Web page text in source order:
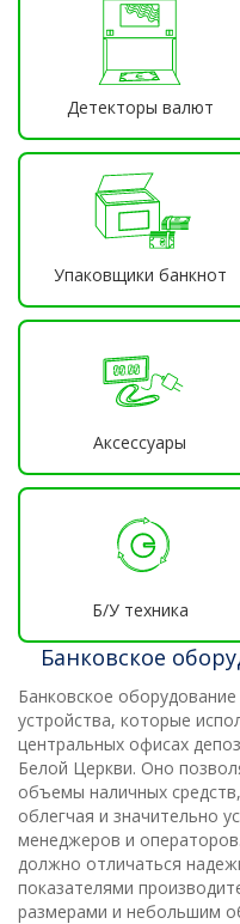
Детекторы валют
Упаковщики банкнот
Аксессуары
Б/У техника
Банковское
Банковское
устройства, которые
центральных офисах
Белой Церкви. Оно
объемы наличных
облегчая и значительно
менеджеров и
должно отличаться
показателями
размерами и небольшим